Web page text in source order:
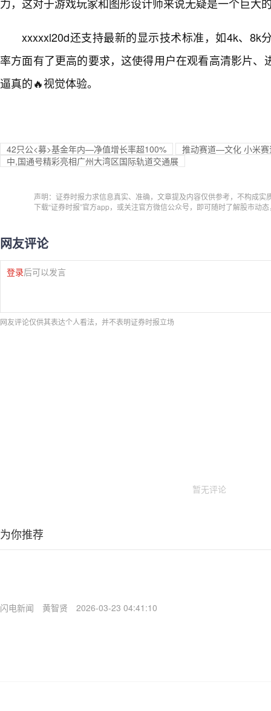
力，这对于游戏玩家和图形设计师来说无疑是一个巨大
xxxxxl20d还支持最新的显示技术标准，如4k、8k
率方面有了更高的要求，这使得用户在观看高清影片、
逼真的🔥视觉体验。
42只公<募>基金年内—净值增长率超100%
推动赛道—文化 小米赛
中,国通号精彩亮相广州大湾区国际轨道交通展
声明：证券时报力求信息真实、准确，文章提及内容仅供参考，不构成实
下载“证券时报”官方app，或关注官方微信公众号，即可随时了解股市动
网友评论
登录后可以发言
网友评论仅供其表达个人看法，并不表明证券时报立场
暂无评论
为你推荐
闪电新闻 黄智贤 2026-03-23 04:41:10